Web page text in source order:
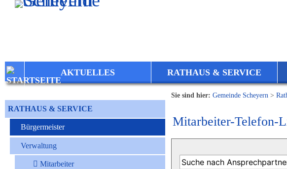
Zum Inhalt,zur Navigationoder
AKTUELLES RATHAUS & SERVICE
RATHAUS & SERVICE
Bürgermeister
Verwaltung
Mitarbeiter
Sie sind hier: Gemeinde Scheyern >
Mitarbeiter-Telefon-